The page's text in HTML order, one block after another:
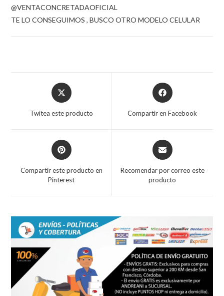
@VENTACONCRETADAOFICIAL
TE LO CONSEGUIMOS , BUSCO OTRO MODELO CELULAR
Opens
in
Twitea este producto
Opens
in
a
Compartir en Facebook
Opens
in
new
Compartir este producto en
Pinterest
Opens
in
new
Recomendar por correo este
producto